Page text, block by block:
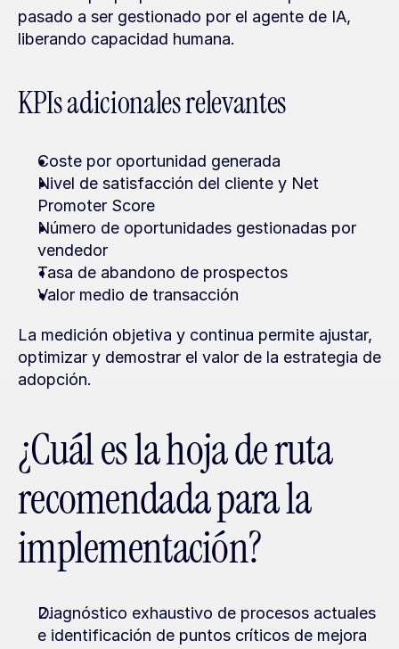
pasado a ser gestionado por el agente de IA,
liberando capacidad humana.
KPIs adicionales relevantes
Coste por oportunidad generada
Nivel de satisfacción del cliente y Net
Promoter Score
Número de oportunidades gestionadas por
vendedor
Tasa de abandono de prospectos
Valor medio de transacción
La medición objetiva y continua permite ajustar,
optimizar y demostrar el valor de la estrategia de
adopción.
¿Cuál es la hoja de ruta
recomendada para la
implementación?
Diagnóstico exhaustivo de procesos actuales
e identificación de puntos críticos de mejora